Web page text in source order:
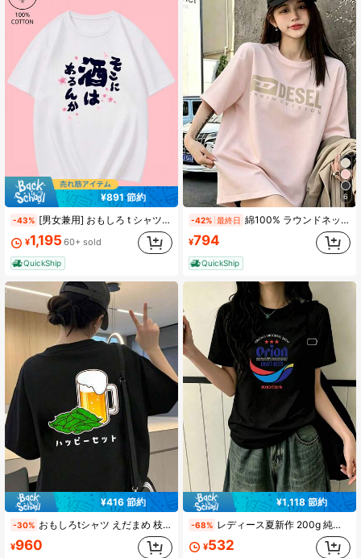
¥891 節約
-43% [男女兼用] おもしろ t シャツ 酒はそこにあるんか 桜柄 半袖 コットン トップス カップル お花見 2026 春夏 イベント 記念品 ギフト
¥1,195 60+ sold
QuickShip
¥416 節約
-30% おもしろtシャツ えだまめ 枝豆 ビール おつまみ 枝豆好き ビール好き 大人 ハッピーセット 飲み会 おもしろ Tシャツ セットアップ 夏 レディース（バックプリント）
¥960
6
-42% 最終日 綿100% ラウンドネック 半袖Tシャツ レディース 夏服 おもしろプリント おしゃれ ゆったり カジュアル トップス
¥794
QuickShip
¥1,118 節約
-68% レディース夏新作 200g 純綿丸首半袖 T シャツ、美しいプリント柄、カップルコーデ対応、インナー・アウター兼用。デザインも着心地も抜群、色落ちしにくく、ゆったりシルエットで万能に使えます。
¥532